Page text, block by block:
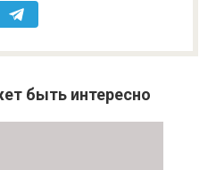
быть интересно